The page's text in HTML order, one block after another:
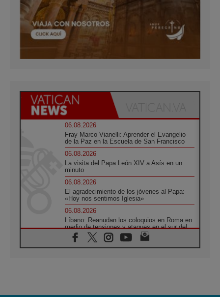
06.08.2026
Fray Marco Vianelli: Aprender el Evangelio
de la Paz en la Escuela de San Francisco
06.08.2026
La visita del Papa León XIV a Asís en un
minuto
06.08.2026
El agradecimiento de los jóvenes al Papa:
«Hoy nos sentimos Iglesia»
06.08.2026
Líbano: Reanudan los coloquios en Roma en
medio de tensiones y ataques en el sur del
país
06.08.2026